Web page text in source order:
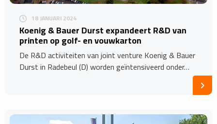
18 JANUARI 2024
Koenig & Bauer Durst expandeert R&D van
printen op golf- en vouwkarton
De R&D activiteiten van joint venture Koenig & Bauer
Durst in Radebeul (D) worden geïntensiveerd onder…